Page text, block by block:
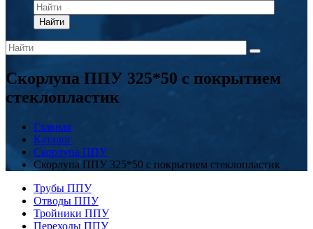
Найти
Скорлупа ППУ 325*50 с покрытием
стеклопластик
Главная
Каталог
Скорлупа ППУ
Скорлупа ППУ 325*50 с покрытием стеклопластик
Трубы ППУ
Отводы ППУ
Тройники ППУ
Переходы ППУ